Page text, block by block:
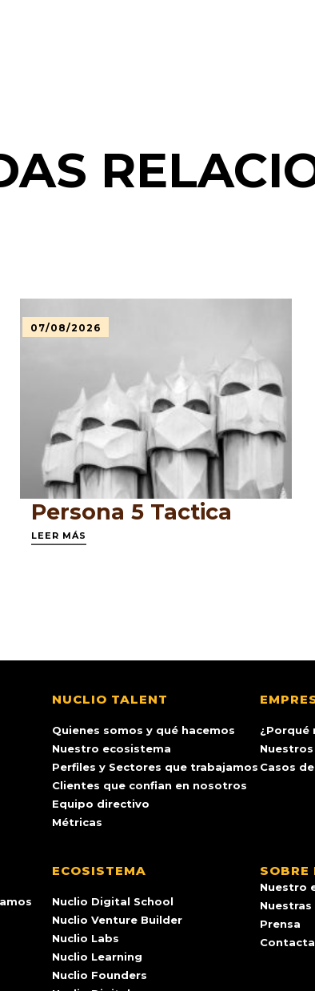
07/08/2026
Persona 5 Tactica
LEER MÁS
NUCLIO TALENT
Quienes somos y qué hacemos
Nuestro ecosistema
Perfiles y Sectores que trabajamos
Clientes que confian en nosotros
Equipo directivo
Métricas
¿Porqué
Casos
ECOSISTEMA
Nuclio Digital School
Nuclio Venture Builder
Nuclio Labs
Nuclio Learning
Nuclio Founders
SOBRE
Nuestro
Prensa